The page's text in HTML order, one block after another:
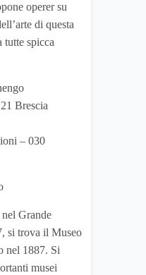
operer su
di questa
spicca
Brescia
– 030
Grande
si trova il Museo
nel 1887. Si
musei